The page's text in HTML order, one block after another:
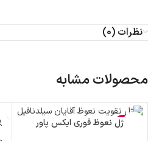
نظرات (0)
محصولات مشابه
-11%ژل نعوظ فوری ایکس پاور